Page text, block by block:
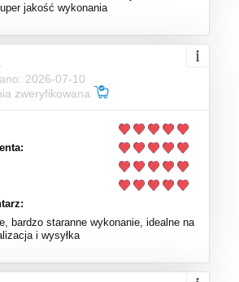
jakość wykonania
2026-07-10
zweryfikowana
bardzo staranne wykonanie, idealne na
i wysyłka